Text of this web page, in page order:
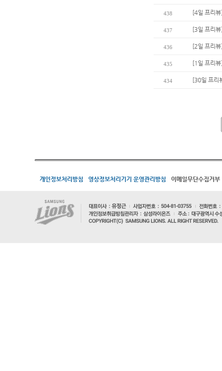
438 [4일 프리
437 [3일 프리
436 [2일 프리
435 [1일 프리
434 [30일 프리
개인정보처리방침 영상정보처리기기 운영관리방침 이메일무단수집거부